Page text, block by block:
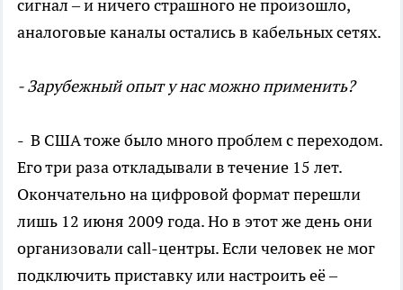
сигнал – и ничего страшного не произошло,
аналоговые каналы остались в кабельных сетях.
- Зарубежный опыт у нас можно применить?
- В США тоже было много проблем с переходом.
Его три раза откладывали в течение 15 лет.
Окончательно на цифровой формат перешли
лишь 12 июня 2009 года. Но в этот же день они
организовали call-центры. Если человек не мог
подключить приставку или настроить её –